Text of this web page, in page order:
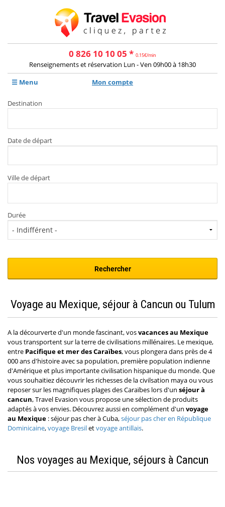
0 826 10 10 05 * 0.15€/min
Renseignements et réservation Lun - Ven 09h00 à 18h30
☰ Menu
Mon compte
Destination
Date de départ
Ville de départ
Durée
Voyage au Mexique, séjour à Cancun ou Tulum
A la décourverte d'un monde fascinant, vosvacances au Mexique
vous transportent sur la terre de civilisations millénaires. Le mexique,
entre Pacifique et mer des Caraïbes, vous plongera dans près de 4
000 ans d'histoire avec sa population, première population indienne
d'Amérique et plus importante civilisation hispanique du monde. Que
vous souhaitiez découvrir les richesses de la civilsation maya ou vous
reposer sur les magnifiques plages des Caraïbes lors d'un séjour à
cancun, Travel Evasion vous propose une sélection de produits
adaptés à vos envies. Découvrez aussi en complément d'un voyage
au Mexique : séjour pas cher à Cuba,séjour pas cher en République
Dominicaine,voyage Bresiletvoyage antillais.
Nos voyages au Mexique, séjours à Cancun